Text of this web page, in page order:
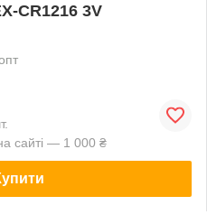
CR1216 3V
сайті — 1 000 ₴